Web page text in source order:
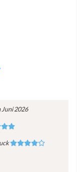
Juni 2026